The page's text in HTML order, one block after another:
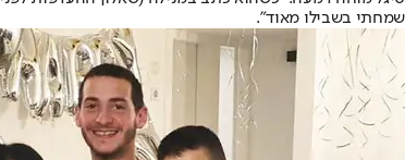
שמחתי בשבילו מאוד".